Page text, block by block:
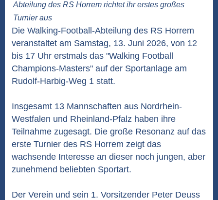
Abteilung des RS Horrem richtet ihr erstes großes
Turnier aus
Die Walking-Football-Abteilung des RS Horrem
veranstaltet am Samstag, 13. Juni 2026, von 12
bis 17 Uhr erstmals das "Walking Football
Champions-Masters" auf der Sportanlage am
Rudolf-Harbig-Weg 1 statt.
Insgesamt 13 Mannschaften aus Nordrhein-
Westfalen und Rheinland-Pfalz haben ihre
Teilnahme zugesagt. Die große Resonanz auf das
erste Turnier des RS Horrem zeigt das
wachsende Interesse an dieser noch jungen, aber
zunehmend beliebten Sportart.
Der Verein und sein 1. Vorsitzender Peter Deuss